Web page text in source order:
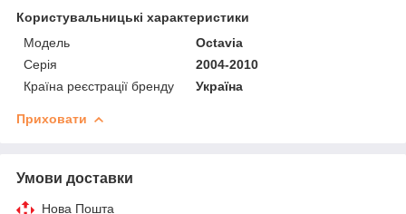
Користувальницькі характеристики
Модель
Octavia
Серія
2004-2010
Країна реєстрації бренду
Україна
Приховати
Умови доставки
Нова Пошта